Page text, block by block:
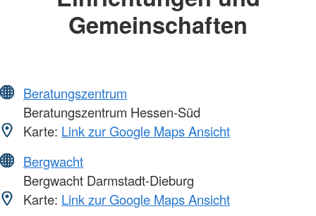
Gemeinschaften
Beratungszentrum
Beratungszentrum Hessen-Süd
Karte: Link zur Google Maps Ansicht
Bergwacht
Bergwacht Darmstadt-Dieburg
Karte: Link zur Google Maps Ansicht